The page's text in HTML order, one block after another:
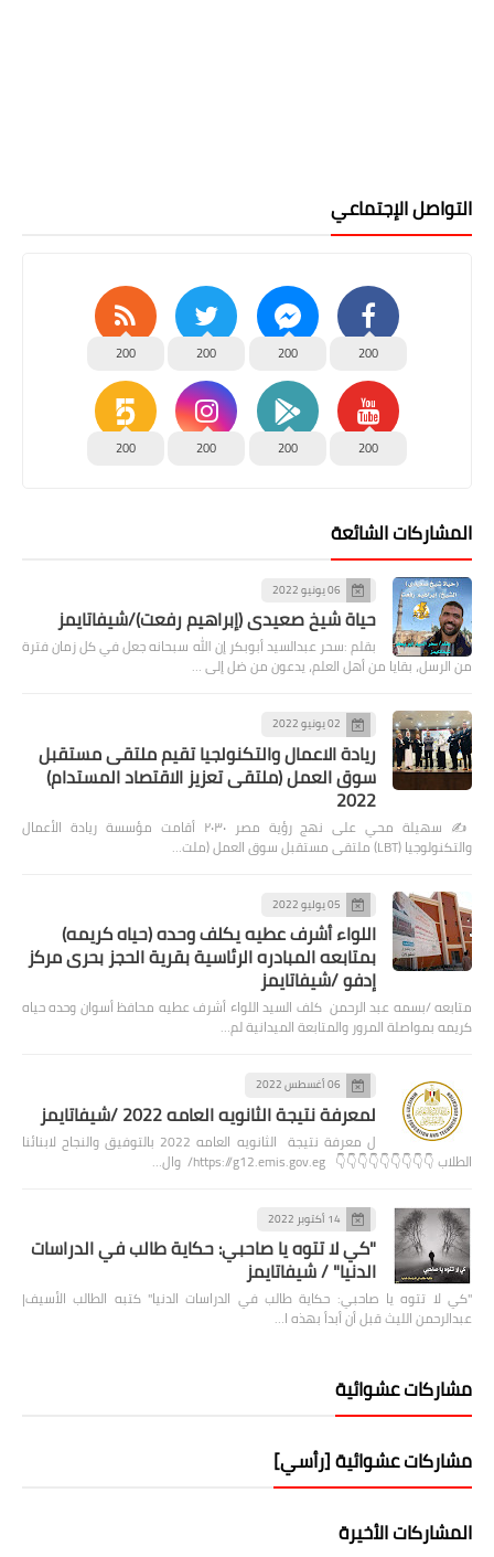
التواصل الإجتماعي
200
200
200
200
200
200
200
200
المشاركات الشائعة
06 يونيو 2022
حياة شيخ صعيدى (إبراهيم رفعت)/شيفاتايمز
بقلم :سحر عبدالسيد أبوبكر إن الله سبحانه جعل في كل زمان فترة
من الرسل، بقايا من أهل العلم، يدعون من ضل إلى …
02 يونيو 2022
ريادة الاعمال والتكنولجيا تقيم ملتقى مستقبل
سوق العمل (ملتقى تعزيز الاقتصاد المستدام)
2022
✍️ سهيلة محي على نهج رؤية مصر ٢٠٣٠ أقامت مؤسسة ريادة الأعمال
والتكنولوجيا (LBT) ملتقى مستقبل سوق العمل (ملت…
05 يوليو 2022
اللواء أشرف عطيه يكلف وحده (حياه كريمه)
بمتابعه المبادره الرئاسية بقرية الحجز بحرى مركز
إدفو /شيفاتايمز
متابعه /بسمه عبد الرحمن كلف السيد اللواء أشرف عطيه محافظ أسوان وحده حياه
كريمه بمواصلة المرور والمتابعة الميدانية لم…
06 أغسطس 2022
لمعرفة نتيجة الثانويه العامه 2022 /شيفاتايمز
ل معرفة نتيجة الثانويه العامه 2022 بالتوفيق والنجاح لابنائنا
الطلاب 👇👇👇👇👇👇👇👇👇 https://g12.emis.gov.eg/ وال…
14 أكتوبر 2022
"كي لا تتوه يا صاحبي: حكاية طالب في الدراسات
الدنيا" / شيفاتايمز
"كي لا تتوه يا صاحبي: حكاية طالب في الدراسات الدنيا" كتبه الطالب الأسيف|
عبدالرحمن الليث قبل أن أبدأ بهذه ا…
مشاركات عشوائية
مشاركات عشوائية [رأسي]
المشاركات الأخيرة